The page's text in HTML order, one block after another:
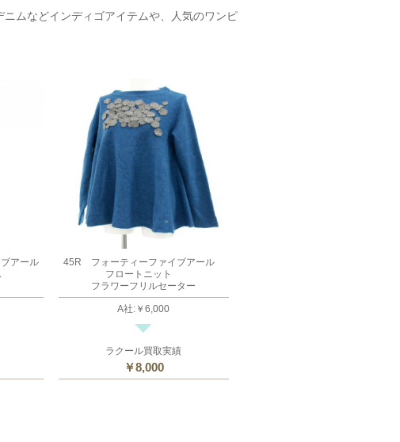
ムなどインディゴアイテムや、人気のワンピ
アール
45R フォーティーファイブアール
フロートニット
フラワーフリルセーター
A社: ￥6,000
ラクール買取実績
￥8,000